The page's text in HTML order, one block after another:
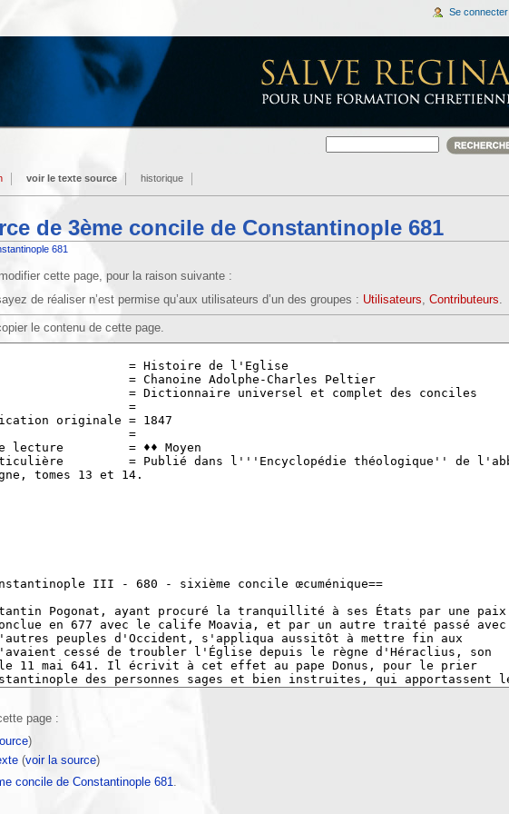
de 3ème concile de Constantinople 681
681
cette page, pour la raison suivante :
de réaliser n’est permise qu’aux utilisateurs d’un des groupes : Utilisateurs Contributeurs
le contenu de cette page.
page :
)
(voir la source)
concile de Constantinople 681.
voir le texte source historique
Se connecter